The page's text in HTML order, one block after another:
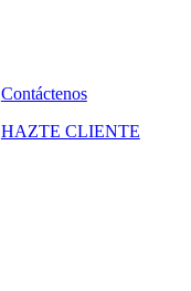
Contáctenos
HAZTE CLIENTE